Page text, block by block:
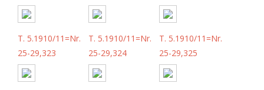
T. 5.1910/11=Nr.
25-29,323
T. 5.1910/11=Nr.
25-29,324
T. 5.1910/11=Nr.
25-29,325